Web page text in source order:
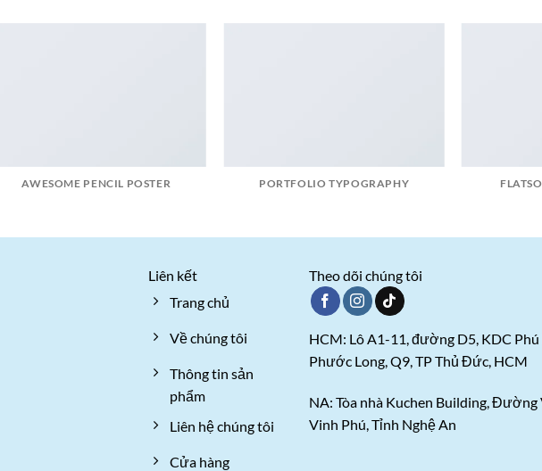
AWESOME PENCIL POSTER PORTFOLIO TYPOGRAPHY
Liên kết
Trang chủ
Về chúng tôi
Thông tin sản
phẩm
Liên hệ chúng tôi
Cửa hàng
Theo dõi chúng tôi
HCM: Lô A1-11, đường D5, KDC
Phước Long, Q9, TP Thủ Đức, HCM
NA: Tòa nhà Kuchen Building,
Vinh Phú, Tỉnh Nghệ An